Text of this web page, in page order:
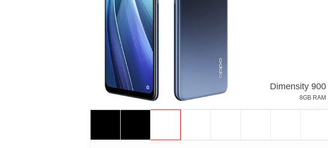
Dimensity 900
8GB RAM